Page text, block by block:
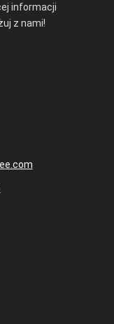
informacji
z nami!